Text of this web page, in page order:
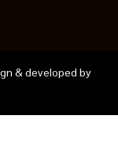
& developed by